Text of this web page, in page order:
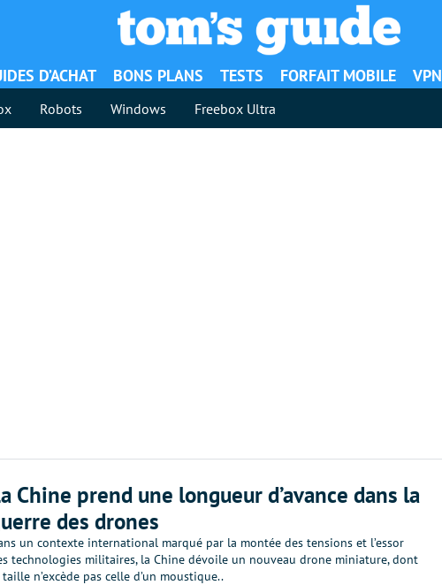
D’ACHAT BONS PLANS TESTS FORFAIT MOBILE VPN
Robots Windows Freebox Ultra
Chine prend une longueur d’avance dans la
des drones
un contexte international marqué par la montée des tensions et l’essor
technologies militaires, la Chine dévoile un nouveau drone miniature, dont
taille n’excède pas celle d’un moustique..